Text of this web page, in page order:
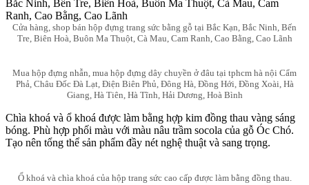
Cửa hàng, shop bán hộp đựng trang sức bằng gỗ tại Bắc Kạn, Bắc Ninh, Bến
Tre, Biên Hoà, Buôn Ma Thuột, Cà Mau, Cam Ranh, Cao Bằng, Cao Lãnh
Mua hộp đựng nhẫn, mua hộp đựng dây chuyền ở đâu tại tphcm hà nội Cẩm
Phả, Châu Đốc Đà Lạt, Điện Biên Phủ, Đông Hà, Đồng Hới, Đồng Xoài, Hà
Giang, Hà Tiên, Hà Tĩnh, Hải Dương, Hoà Bình
Chìa khoá và ổ khoá được làm bằng hợp kim đồng thau vàng sáng
bóng. Phù hợp phối màu với màu nâu trầm socola của gỗ Óc Chó.
Tạo nên tổng thể sản phẩm đầy nét nghệ thuật và sang trọng.
Ổ khoá và chìa khoá của hộp trang sức cao cấp được làm bằng đồng thau.